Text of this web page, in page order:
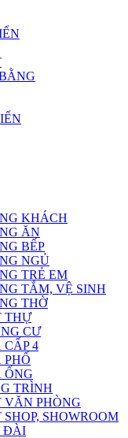
KHÁCH
ĂN
BẾP
NGỦ
TRẺ EM
TẮM, VỆ SINH
THỜ
THỰ
CƯ
4
ỐNG
TRÌNH
PHÒNG
SHOWROOM
ĐÀI